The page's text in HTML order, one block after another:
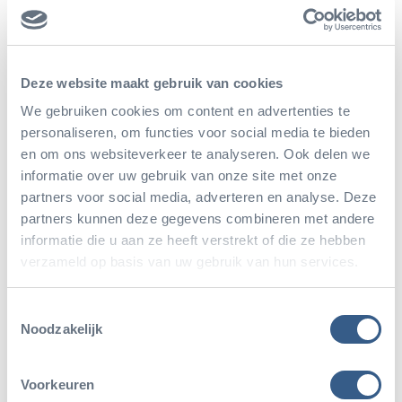
Deze website maakt gebruik van cookies
We gebruiken cookies om content en advertenties te
personaliseren, om functies voor social media te bieden
en om ons websiteverkeer te analyseren. Ook delen we
informatie over uw gebruik van onze site met onze
partners voor social media, adverteren en analyse. Deze
partners kunnen deze gegevens combineren met andere
informatie die u aan ze heeft verstrekt of die ze hebben
verzameld op basis van uw gebruik van hun services.
Noodzakelijk
Voorkeuren
Land sehr viel bewirken! Das Ökodisplay Burgers’
inspiriert und vermittelt, sozusagen wie ein
Botschafter, ein gutes Bild von der beeindruckenden
Flora und Fauna, die wir dort schützen. Ihre
Unterstützung für dieses Projekt wäre fantastisch:
Herzlichen Dank, auch im Namen aller Parkranger
in Belize, die rund um die Uhr in diesem Gebiet
arbeiten, um die Tiere und ihren Lebensraum zu